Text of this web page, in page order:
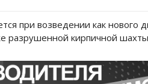
при возведении как нового
разрушенной кирпичной